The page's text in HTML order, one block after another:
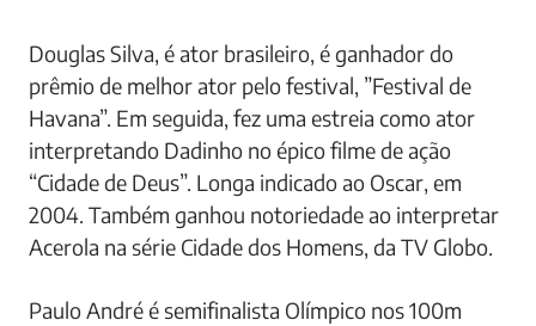
Douglas Silva, é ator brasileiro, é ganhador do
prêmio de melhor ator pelo festival, ”Festival de
Havana”. Em seguida, fez uma estreia como ator
interpretando Dadinho no épico filme de ação
“Cidade de Deus”. Longa indicado ao Oscar, em
2004. Também ganhou notoriedade ao interpretar
Acerola na série Cidade dos Homens, da TV Globo.
Paulo André é semifinalista Olímpico nos 100m